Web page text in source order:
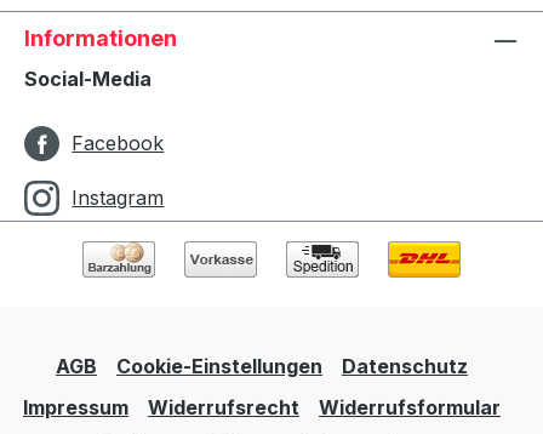
Informationen
Social-Media
Facebook
Instagram
AGB Cookie-Einstellungen
Datenschutz
Impressum
Widerrufsrecht
Widerrufsformular